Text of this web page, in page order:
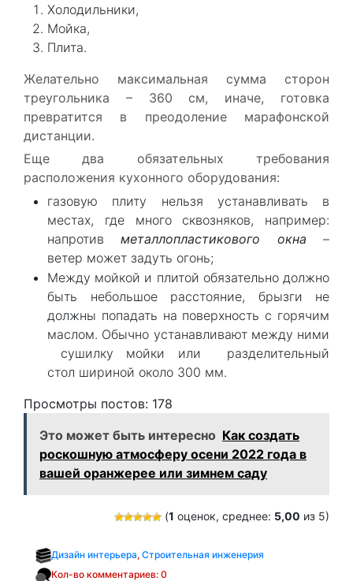
Холодильники,
Мойка,
Плита.
Желательно максимальная сумма сторон
треугольника – 360 см, иначе, готовка
превратится в преодоление марафонской
дистанции.
Еще два обязательных требования
расположения кухонного оборудования:
газовую плиту нельзя устанавливать в
местах, где много сквозняков, например:
напротивметаллопластикового окна –
ветер может задуть огонь;
Между мойкой и плитой обязательно должно
быть небольшое расстояние, брызги не
должны попадать на поверхность с горячим
маслом. Обычно устанавливают между ними
сушилку мойки или разделительный
стол шириной около 300 мм.
Просмотры постов: 178
Это может быть интересно Как создать
роскошную атмосферу осени 2022 года в
вашей оранжерее или зимнем саду
(1 оценок, среднее: 5,00 из 5)
Дизайн интерьера, Строительная инженерия
Кол-во комментариев: 0